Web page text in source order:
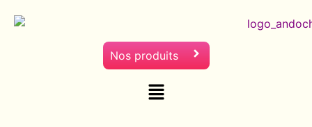
Nos produits